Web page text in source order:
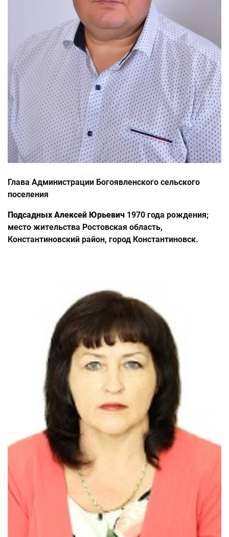
Глава Администрации Богоявленского сельского
поселения
Подсадных Алексей Юрьевич 1970 года рождения;
место жительства Ростовская область,
Константиновский район, город Константиновск.